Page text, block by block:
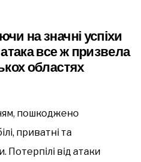
на значні успіхи
все ж призвела
областях
пошкоджено
приватні та
Потерпілі від атаки